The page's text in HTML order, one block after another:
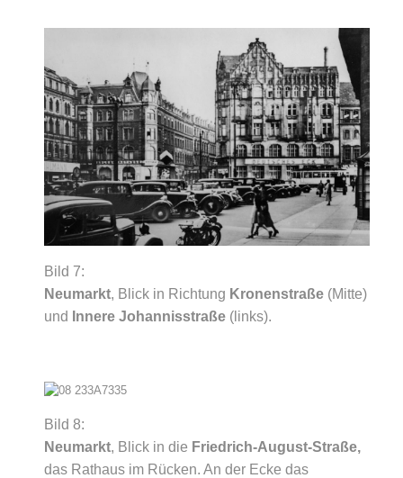
Bild 7:
Neumarkt, Blick in Richtung Kronenstraße (Mitte)
und
Innere Johannisstraße (links).
Bild 8:
Neumarkt, Blick in die Friedrich-August-Straße,
das Rathaus im Rücken. An der Ecke das